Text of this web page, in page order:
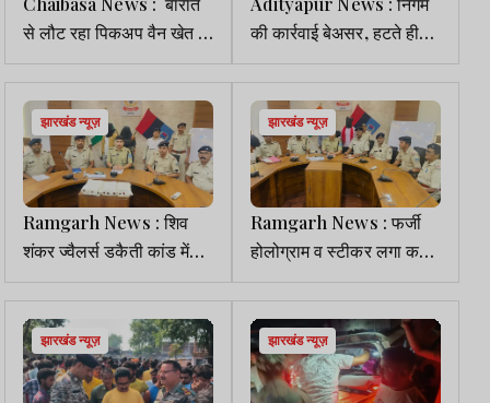
से लौट रहा पिकअप वैन खेत में
पलटा, 12 वर्षीय बच्चे समेत दो
की मौत
की कार्रवाई बेअसर, हटते ही
फिर लौट आता है अतिक्रमण
झारखंड न्यूज़
Ramgarh News : शिव
शंकर ज्वैलर्स डकैती कांड में
बड़ी सफलता, जमीन में
छिपाकर रखे जेवर बरामद
झारखंड न्यूज़
Ramgarh News : फर्जी
होलोग्राम व स्टीकर लगा करते
थे विदेशी शराब की सप्लाई, दो
गिरफ्तार
झारखंड न्यूज़ झारखंड न्यूज़